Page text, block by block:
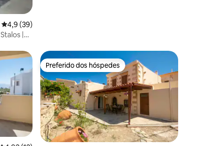
4,9 de uma avaliação média de 5, 39 avaliações
4,9 (39)
|
Preferido dos hóspedes
Preferido dos hóspedes